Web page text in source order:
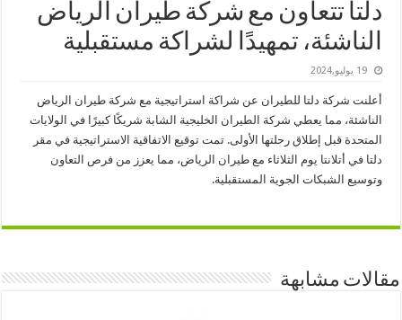
دلتا تتعاون مع شركة طيران الرياض
الناشئة، تمهيدًا لشراكة مستقبلية
19 يوليو,2024
أعلنت شركة دلتا للطيران عن شراكة استراتيجية مع شركة طيران الرياض
الناشئة، مما يعطي شركة الطيران الخليجية الشابة شريكًا كبيرًا في الولايات
المتحدة قبل إطلاق رحلتها الأولى. تمت توقيع الاتفاقية الاستراتيجية في مقر
دلتا في أتلانتا يوم الثلاثاء مع طيران الرياض، مما يعزز من فرص التعاون
وتوسيع الشبكات الجوية المستقبلية.
مقالات مشابهة